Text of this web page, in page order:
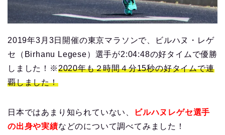
2019年3月3日開催の東京マラソンで、ビルハヌ・レゲ
セ（Birhanu Legese）選手が2:04:48の好タイムで優勝
しました！※2020年も２時間４分15秒の好タイムで連
覇しました！
日本ではあまり知られていない、
ビルハヌレゲセ選手
の出身や実績などのについて調べてみました！